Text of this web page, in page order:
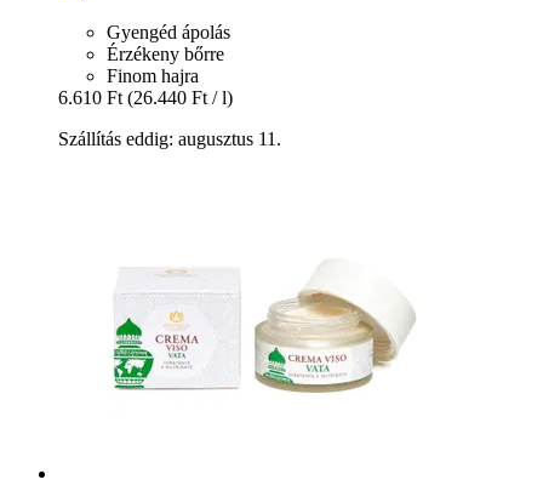
Gyengéd ápolás
Érzékeny bőrre
Finom hajra
6.610 Ft (26.440 Ft / l)
Szállítás eddig: augusztus 11.